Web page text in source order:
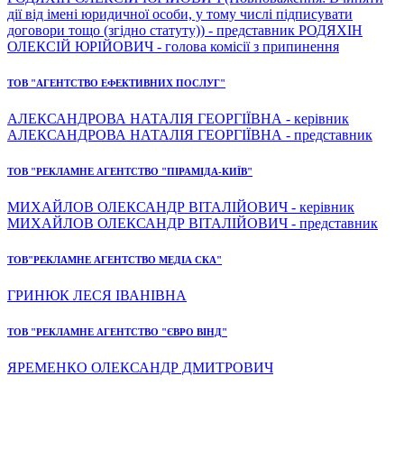
дії від імені юридичної особи, у тому числі підписувати
договори тощо (згідно статуту)) - представник РОДЯХІН
ОЛЕКСІЙ ЮРІЙОВИЧ - голова комісії з припинення
ТОВ "АГЕНТСТВО ЕФЕКТИВНИХ ПОСЛУГ"
АЛЕКСАНДРОВА НАТАЛІЯ ГЕОРГІЇВНА - керівник
АЛЕКСАНДРОВА НАТАЛІЯ ГЕОРГІЇВНА - представник
ТОВ "РЕКЛАМНЕ АГЕНТСТВО "ПІРАМІДА-КИЇВ"
МИХАЙЛОВ ОЛЕКСАНДР ВІТАЛІЙОВИЧ - керівник
МИХАЙЛОВ ОЛЕКСАНДР ВІТАЛІЙОВИЧ - представник
ТОВ"РЕКЛАМНЕ АГЕНТСТВО МЕДІА СКА"
ГРИНЮК ЛЕСЯ ІВАНІВНА
ТОВ "РЕКЛАМНЕ АГЕНТСТВО "ЄВРО ВІНД"
ЯРЕМЕНКО ОЛЕКСАНДР ДМИТРОВИЧ